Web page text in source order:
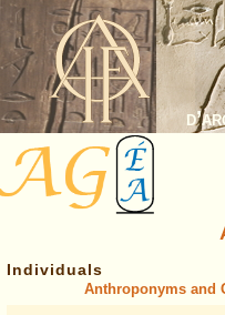
Individuals
Anthroponyms and